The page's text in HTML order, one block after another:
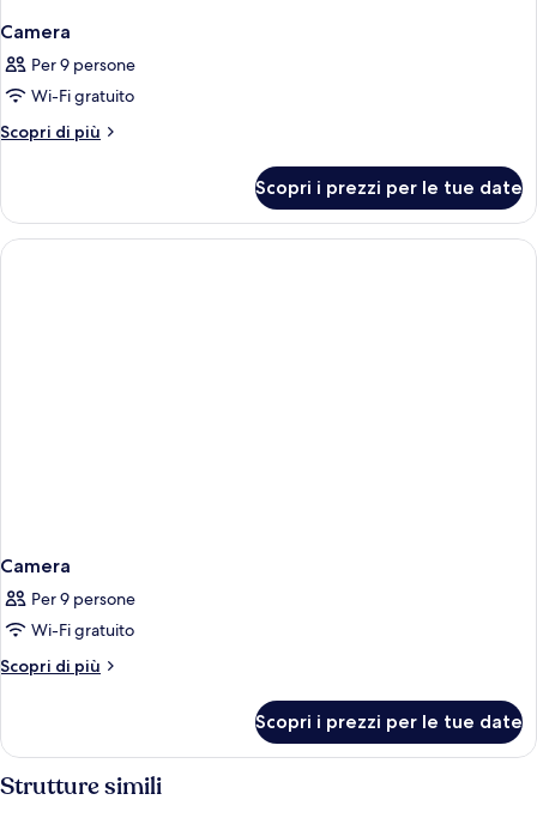
Camera
Per 9 persone
Wi-Fi gratuito
Scopri di più
Altri
Scopri i prezzi per le tue date
Camera
Per 9 persone
Wi-Fi gratuito
Scopri di più
Altri
Scopri i prezzi per le tue date
Strutture simili